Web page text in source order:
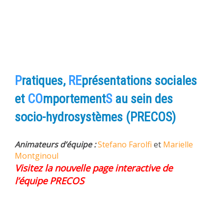
Pratiques, REprésentations sociales
et COmportementSau sein des
socio-hydrosystèmes (PRECOS)
Animateurs d’équipe :Stefano Farolfi et Marielle
Montginoul
Visitez la nouvelle page interactive de
l’équipe PRECOS